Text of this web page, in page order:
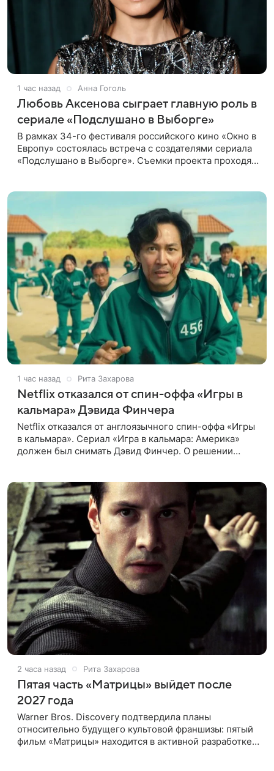
1 час назад Анна Гоголь
Любовь Аксенова сыграет главную роль в
сериале «Подслушано в Выборге»
В рамках 34-го фестиваля российского кино «Окно в
Европу» состоялась встреча с создателями сериала
«Подслушано в Выборге». Съемки проекта проходят
1 час назад Рита Захарова
Netflix отказался от спин-оффа «Игры в
кальмара» Дэвида Финчера
Netflix отказался от англоязычного спин-оффа «Игры
в кальмара». Сериал «Игра в кальмара: Америка»
должен был снимать Дэвид Финчер. О решении
2 часа назад Рита Захарова
Пятая часть «Матрицы» выйдет после
2027 года
Warner Bros. Discovery подтвердила планы
относительно будущего культовой франшизы: пятый
фильм «Матрицы» находится в активной разработке